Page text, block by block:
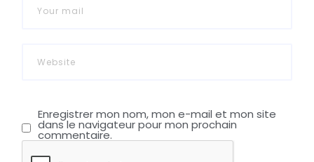
Enregistrer mon nom, mon e-mail et mon site
dans le navigateur pour mon prochain
commentaire.